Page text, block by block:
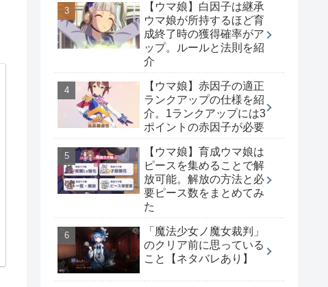
【ウマ娘】白因子は継承
ウマ娘が所持するほど育
成終了時の獲得確率がア
ップ。ルールと法則を紹
介
【ウマ娘】赤因子の適正
ランクアップの仕様を紹
介。1ランクアップには3
ポイントの赤因子が必要
【ウマ娘】育成ウマ娘は
ピースを集めることで解
放可能。解放の方法と必
要ピース数をまとめてみ
た
「魔法少女ノ魔女裁判」
のクリア前に思っている
こと【ネタバレあり】